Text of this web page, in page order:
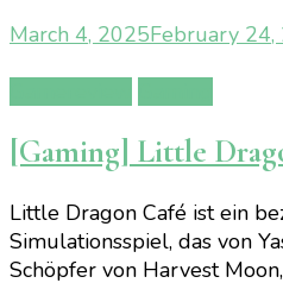
March 4, 2025February 24,
[Gaming] Little
Little Dragon Café ist ein
Simulationsspiel, das von
Schöpfer von Harvest